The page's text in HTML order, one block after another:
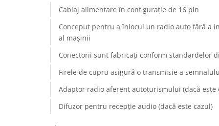
Rame adaptoare Iveco
Rame adaptoare Smart
Rame adaptoare Land Rover
Rame adaptoare Ssangyong
Rame adaptoare Hummer
Camere marșarier auto
Cablaj alimentare în configurație de 16 pin
Conceput pentru a înlocui un radio auto fără a
al mașinii
Conectorii sunt fabricați conform standardelor
Firele de cupru asigură o transmisie a
Adaptor radio aferent autoturismului (dacă este
Difuzor pentru recepție audio (dacă este cazul)